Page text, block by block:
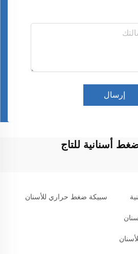
إرسال
أسنانية للتاج
سبيكة ضغط حراري للأسنان